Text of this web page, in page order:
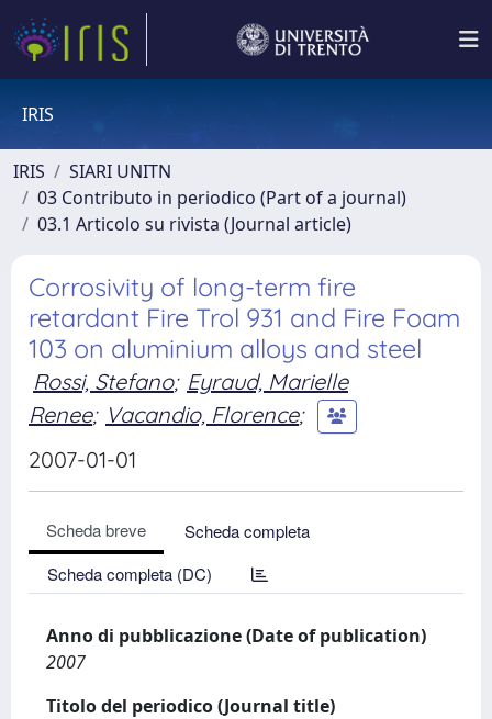
IRIS
IRIS
SIARI UNITN
03 Contributo in periodico (Part of a journal)
03.1 Articolo su rivista (Journal article)
Corrosivity of long-term fire
retardant Fire Trol 931 and Fire Foam
103 on aluminium alloys and steel
Rossi, Stefano; Eyraud, Marielle
Renee; Vacandio, Florence;
2007-01-01
Scheda breve
Scheda completa
Scheda completa (DC)
Anno di pubblicazione (Date of publication)
2007
Titolo del periodico (Journal title)